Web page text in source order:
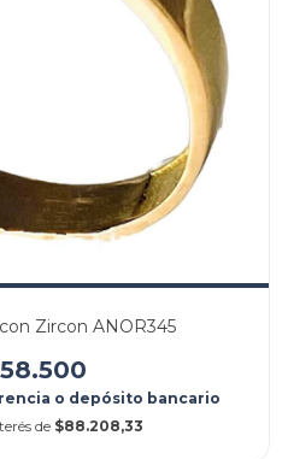
Zircon ANOR345
o depósito bancario
de $88.208,33